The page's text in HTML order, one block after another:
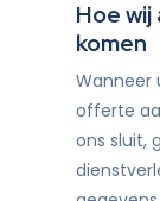
Hoe
komen
Wanneer
offerte
ons sluit,